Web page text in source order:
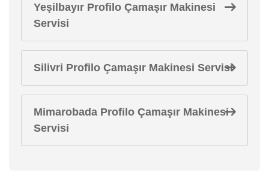
Yeşilbayır Profilo Çamaşır Makinesi
Servisi
Silivri Profilo Çamaşır Makinesi Servisi
Mimarobada Profilo Çamaşır Makinesi
Servisi